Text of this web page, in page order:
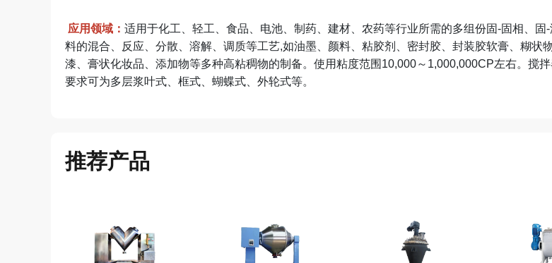
应用领域： 适用于化工、轻工、食品、电池、制药、建材、农药等行业所需的多组份固-固相、固
料的混合、反应、分散、溶解、调质等工艺,如油墨、颜料、粘胶剂、密封胶、封装胶软膏、糊状
漆、膏状化妆品、添加物等多种高粘稠物的制备。使用粘度范围10,000～1,000,000CP左右。搅
要求可为多层浆叶式、框式、蝴蝶式、外轮式等。
推荐产品